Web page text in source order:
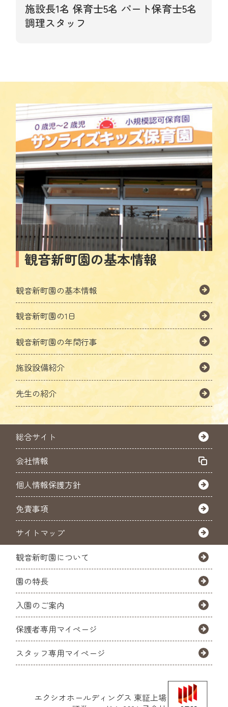
施設長1名 保育士5名 パート保育士5名
調理スタッフ
観音新町園の基本情報
観音新町園の基本情報
観音新町園の1日
観音新町園の年間行事
施設設備紹介
先生の紹介
総合サイト
会社情報
個人情報保護方針
免責事項
サイトマップ
観音新町園について
園の特長
入園のご案内
保護者専用マイページ
スタッフ専用マイページ
エクシオホールディングス 東証上場